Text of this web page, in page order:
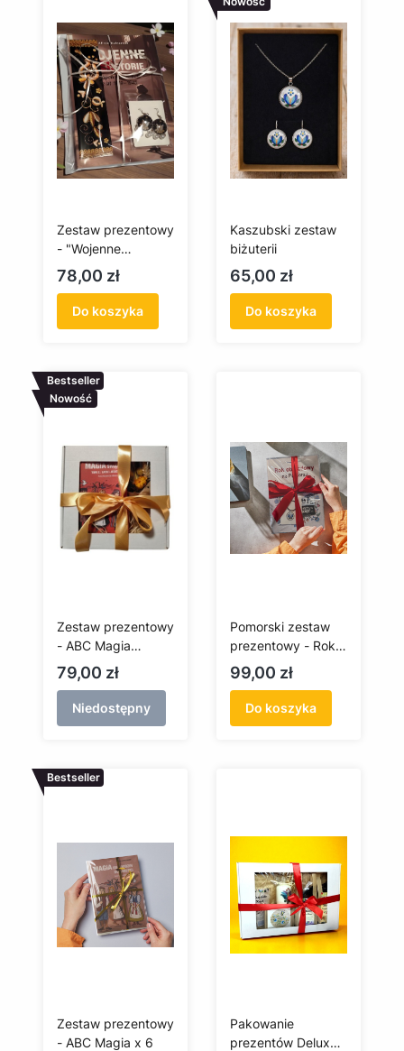
Zestaw prezentowy
- "Wojenne
herstorie" +
upominki
Cena
78,00 zł
Do koszyka
Kaszubski zestaw
biżuterii
Cena
65,00 zł
Do koszyka
Bestseller
Nowość
Zestaw prezentowy
- ABC Magia
Pomorza + bukiet
Cena
79,00 zł
Niedostępny
Pomorski zestaw
prezentowy - Rok
obrzędowy,
Czarownice, brelok
Cena
99,00 zł
Do koszyka
Bestseller
Zestaw prezentowy
- ABC Magia x 6
Pakowanie
prezentów Deluxe –